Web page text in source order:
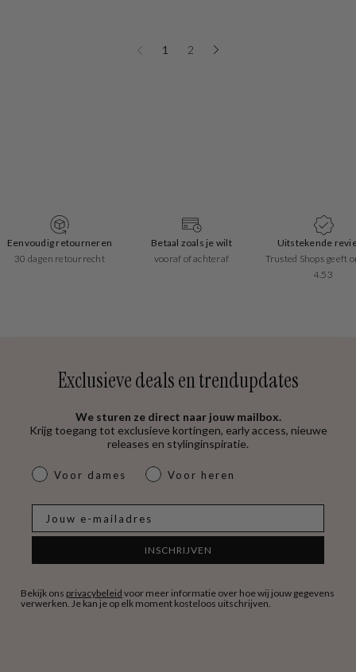
1 2
Betaal zoals je wilt
vooraf of achteraf
Uitstekende reviews
Trusted Shops geeft ons een
Snelle levering
1-2 werkdagen
Exclusieve deals en trendupdates
We sturen ze direct naar jouw mailbox.
Krijg toegang tot exclusieve kortingen, early access, nieuwe
releases en stylinginspiratie.
dames & heren
Voor dames Voor heren
INSCHRIJVEN
Bekijk ons privacybeleid voor meer informatie over hoe wij jouw gegevens
verwerken. Je kan je op elk moment kosteloos uitschrijven.